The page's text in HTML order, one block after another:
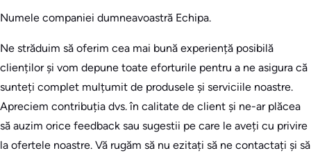
Numele companiei dumneavoastră Echipa.
Ne străduim să oferim cea mai bună experiență posibilă
clienților și vom depune toate eforturile pentru a ne asigura că
sunteți complet mulțumit de produsele și serviciile noastre.
Apreciem contribuția dvs. în calitate de client și ne-ar plăcea
să auzim orice feedback sau sugestii pe care le aveți cu privire
la ofertele noastre. Vă rugăm să nu ezitați să ne contactați și să